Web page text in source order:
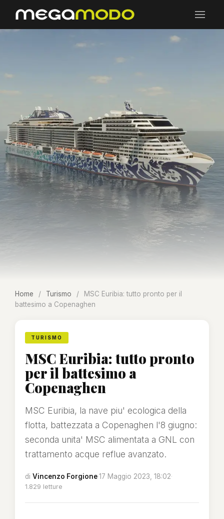
Home / Turismo /
MSC Euribia: tutto pronto per il
battesimo a Copenaghen
TURISMO
MSC Euribia: tutto pronto
per il battesimo a
Copenaghen
MSC Euribia, la nave piu' ecologica della
flotta, battezzata a Copenaghen l'8 giugno:
seconda unita' MSC alimentata a GNL con
trattamento acque reflue avanzato.
di Vincenzo Forgione·17 Maggio 2023, 18:02·
1.829 letture